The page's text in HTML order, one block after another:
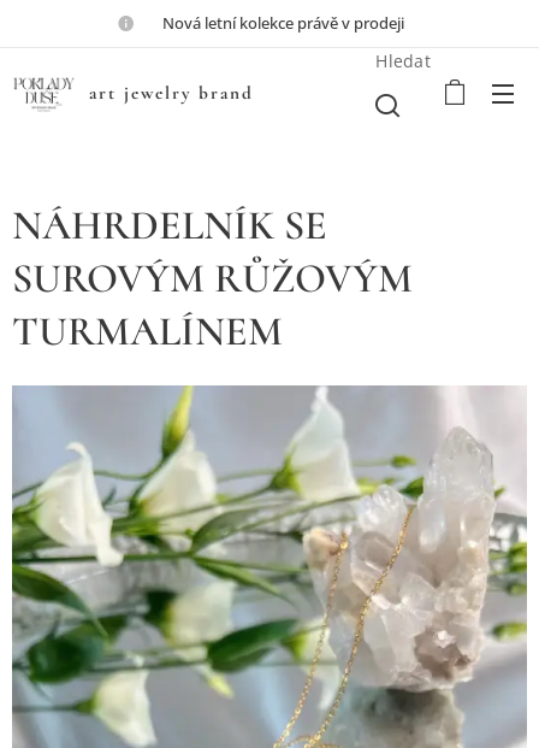
💎Nová letní kolekce právě v prodeji💎
art jewelry brand
Hledat
NÁHRDELNÍK SE
SUROVÝM RŮŽOVÝM
TURMALÍNEM